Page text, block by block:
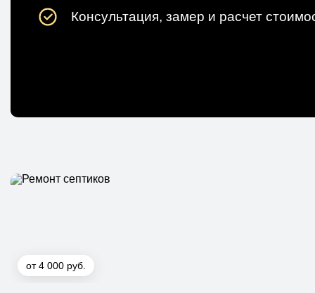
Консультация, замер и расчет
от 4 000 руб.